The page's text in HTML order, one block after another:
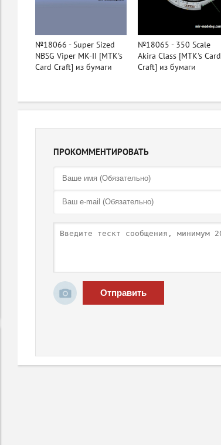
№18066 - Super Sized
NBSG Viper MK-II [MTK's
Card Craft] из бумаги
№18065 - 350 Scale
Akira Class [MTK's Card
Craft] из бумаги
ПРОКОММЕНТИРОВАТЬ
Отправить